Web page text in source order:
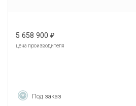
5 658 900 ₽
цена производителя
Под заказ